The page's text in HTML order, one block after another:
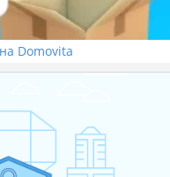
Domovita